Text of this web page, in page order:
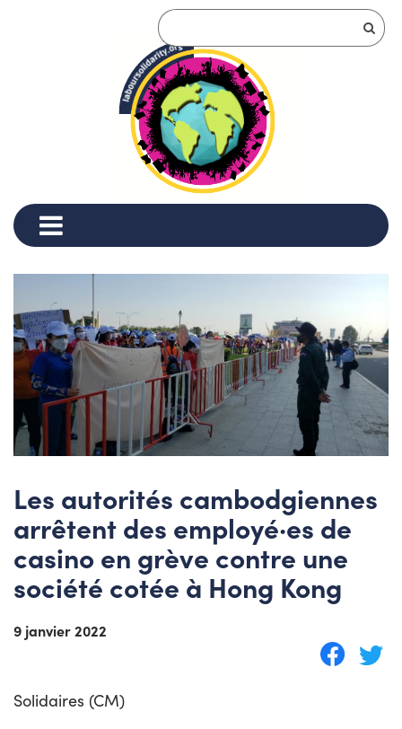
Les autorités cambodgiennes
arrêtent des employé·es de
casino en grève contre une
société cotée à Hong Kong
9 janvier 2022
Solidaires (CM)